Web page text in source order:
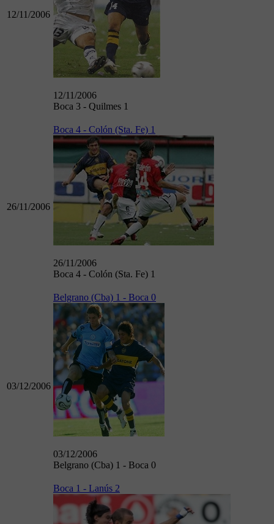
12/11/2006
12/11/2006
Boca 3 - Quilmes 1
26/11/2006
Boca 4 - Colón (Sta. Fe) 1
26/11/2006
Boca 4 - Colón (Sta. Fe) 1
03/12/2006
Belgrano (Cba) 1 - Boca 0
03/12/2006
Belgrano (Cba) 1 - Boca 0
Boca 1 - Lanús 2